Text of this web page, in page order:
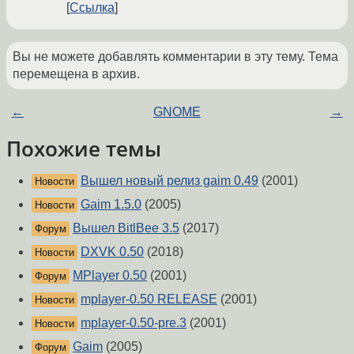
Ссылка
Вы не можете добавлять комментарии в эту тему. Тема
перемещена в архив.
← GNOME →
Похожие темы
Новости Вышел новый релиз gaim 0.49 (2001)
Новости Gaim 1.5.0 (2005)
Форум Вышел BitlBee 3.5 (2017)
Новости DXVK 0.50 (2018)
Форум MPlayer 0.50 (2001)
Новости mplayer-0.50 RELEASE (2001)
Новости mplayer-0.50-pre.3 (2001)
Форум Gaim (2005)